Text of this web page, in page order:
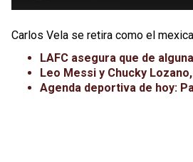
Carlos Vela se retira como el
LAFC asegura que de
Leo Messi y Chucky
Agenda deportiva de hoy: